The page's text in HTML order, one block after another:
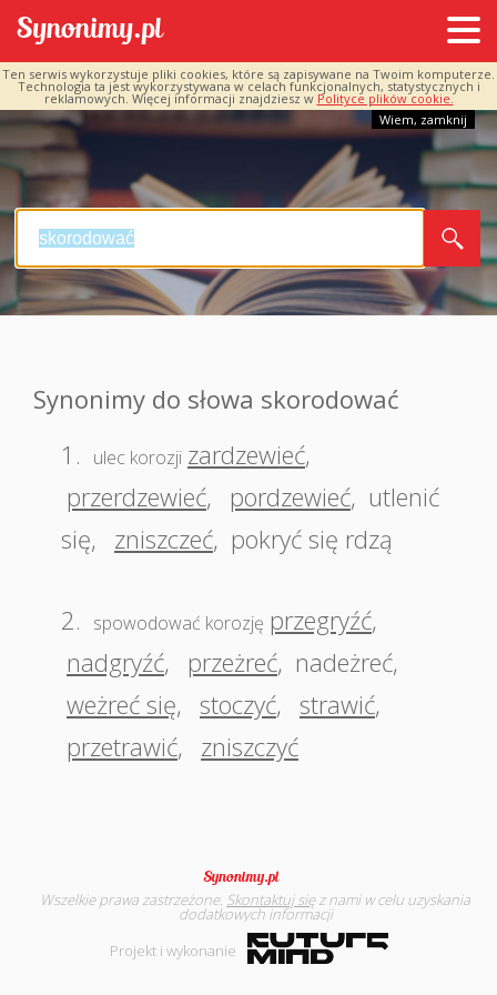
Ten serwis wykorzystuje pliki cookies, które są zapisywane na Twoim komputerze.
Technologia ta jest wykorzystywana w celach funkcjonalnych, statystycznych i
reklamowych. Więcej informacji znajdziesz w Polityce plików cookie.
Wiem, zamknij
Synonimy do słowa skorodować
1.
ulec korozji zardzewieć,
przerdzewieć, pordzewieć, utlenić
się, zniszczeć, pokryć się rdzą
2. spowodować korozję przegryźć,
nadgryźć, przeżreć, nadeżreć,
weżreć się, stoczyć, strawić,
przetrawić, zniszczyć
Wszelkie prawa zastrzeżone. Skontaktuj sięz nami w celu uzyskania
dodatkowych informacji
Projekt i wykonanie